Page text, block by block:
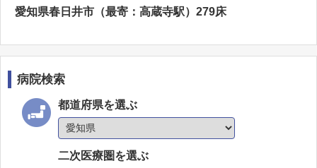
愛知県春日井市（最寄：高蔵寺駅）279床
病院検索
都道府県を選ぶ
二次医療圏を選ぶ